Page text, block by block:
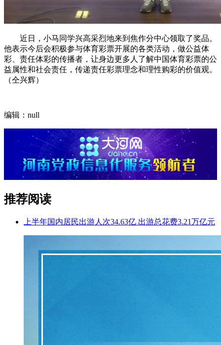
近日，小马同学兴高采烈地来到焦作分中心领取了奖品。
他表示今后会积极参与体育彩票开展的各类活动，做公益体
彩、责任体彩的传播者，让身边更多人了解中国体育彩票的公
益属性和社会责任，传递责任彩票理念和理性购彩的价值观。
（仝兴辉）
编辑：null
推荐阅读
上半年国内居民出游人次34.63亿 出游总花费3.21万亿元